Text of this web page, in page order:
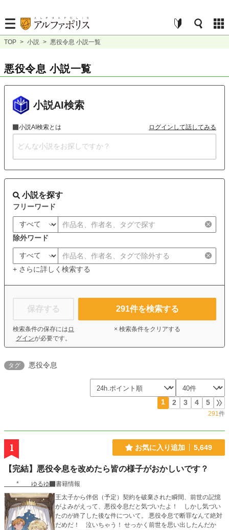
TOP > 小説 > 悪役令息 小説一覧
悪役令息 小説一覧
小説AI検索
小説AI検索とは ログインして話してみる
小説を探す
フリーワード
除外ワード
+ さらに詳しく検索する
保存する
検索条件の保存には ロ
グインが必要です。
291件を検索する
× 検索条件をクリアする
タグ 悪役令息
1 2 3 4 5
291件
1 お気に入り追加 5,649
【完結】悪役令息を改めたら皆の様子がおかしいです？
* ゆるゆ
書籍情報
王太子から伴侶（予定）契約を破棄された瞬間、前世の記憶
がよみがえって、悪役令息だと気づいたよ！ しかし気づい
たのが終了した後な件について。 悪役令息で断罪なんて絶対
だめだ！ 泣いちゃう！ せっかく前世を思い出したんだか